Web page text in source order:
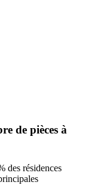
de pièces à
des résidences